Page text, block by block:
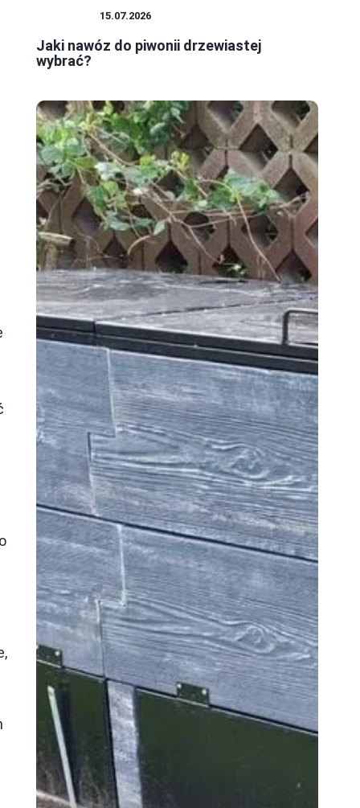
15.07.2026
Jaki nawóz do piwonii drzewiastej
wybrać?